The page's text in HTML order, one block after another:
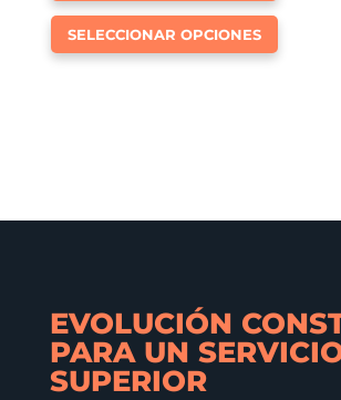
tiene
elegir
página
de
producto
SELECCIONAR OPCIONES
Este
se
la
página
EVOLUCIÓN
PARA UN
SUPERIOR